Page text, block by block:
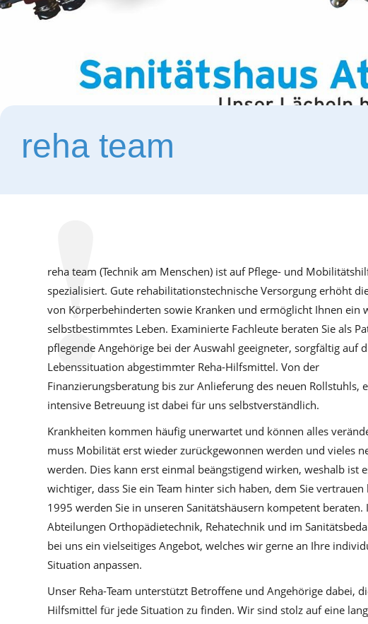
reha team
reha team (Technik am Menschen) ist auf Pflege- und
spezialisiert. Gute rehabilitationstechnische Versorgung erhöht
von Körperbehinderten sowie Kranken und ermöglicht Ihnen ein
selbstbestimmtes Leben. Examinierte Fachleute beraten Sie als
pflegende Angehörige bei der Auswahl geeigneter, sorgfältig auf
Lebenssituation abgestimmter Reha-Hilfsmittel. Von der
Finanzierungsberatung bis zur Anlieferung des neuen Rollstuhls,
intensive Betreuung ist dabei für uns selbstverständlich.
Krankheiten kommen häufig unerwartet und können alles
muss Mobilität erst wieder zurückgewonnen werden und vieles
werden. Dies kann erst einmal beängstigend wirken, weshalb ist
wichtiger, dass Sie ein Team hinter sich haben, dem Sie vertrauen
1995 werden Sie in unseren Sanitätshäusern kompetent beraten.
Abteilungen Orthopädietechnik, Rehatechnik und im
bei uns ein vielseitiges Angebot, welches wir gerne an Ihre
Situation anpassen.
Unser Reha-Team unterstützt Betroffene und Angehörige dabei,
Hilfsmittel für jede Situation zu finden. Wir sind stolz auf eine